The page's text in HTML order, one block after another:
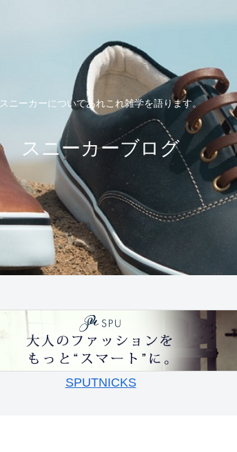
スニーカーについてあれこれ雑学を語ります。
スニーカーブログ
SPUTNICKS